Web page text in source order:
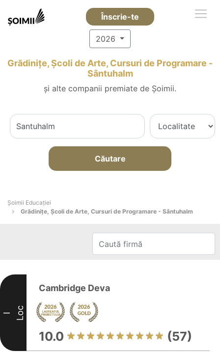
Înscrie-te
2026
Grădinițe, Școli de Arte, Cursuri de Programare -
Sântuhalm
și alte companii premiate de Șoimii.
Căutare
Șoimii Educației
Grădinițe, Școli de Arte, Cursuri de Programare - Sântuhalm
I Loc
Cambridge Deva
10.0 (57)